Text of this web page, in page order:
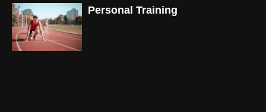
Personal Training